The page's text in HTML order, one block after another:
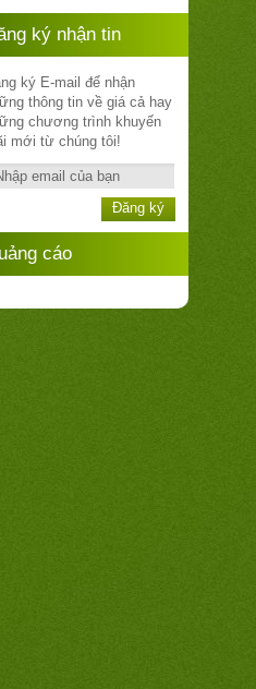
ký nhận tin
ký E-mail để nhận
thông tin về giá cả hay
chương trình khuyến
mới từ chúng tôi!
Đăng ký
cáo